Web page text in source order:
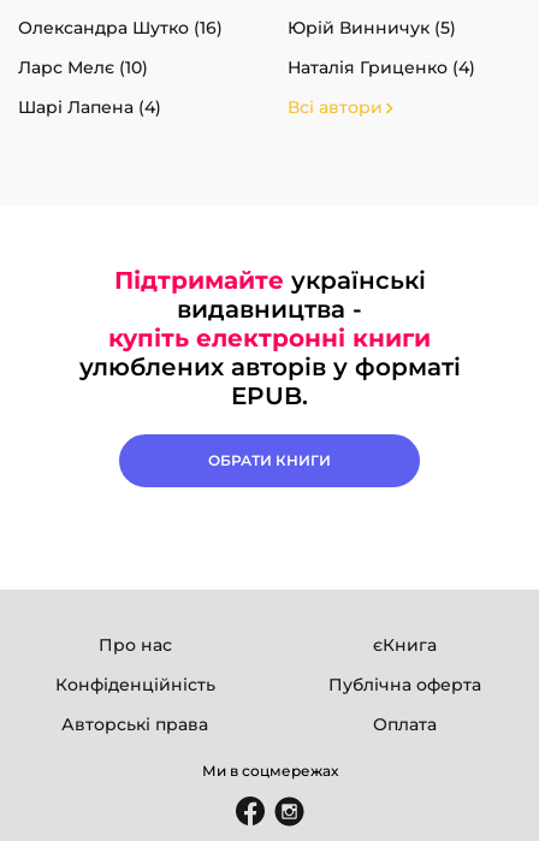
Олександра Шутко (16)
Юрій Винничук (5)
Ларс Мелє (10)
Наталія Гриценко (4)
Шарі Лапена (4)
Всі автори
Підтримайте українські
видавництва -
купіть електронні книги
улюблених авторів у форматі
EPUB.
ОБРАТИ КНИГИ
Про нас
єКнига
Конфіденційність
Публічна оферта
Авторські права
Оплата
Ми в соцмережах